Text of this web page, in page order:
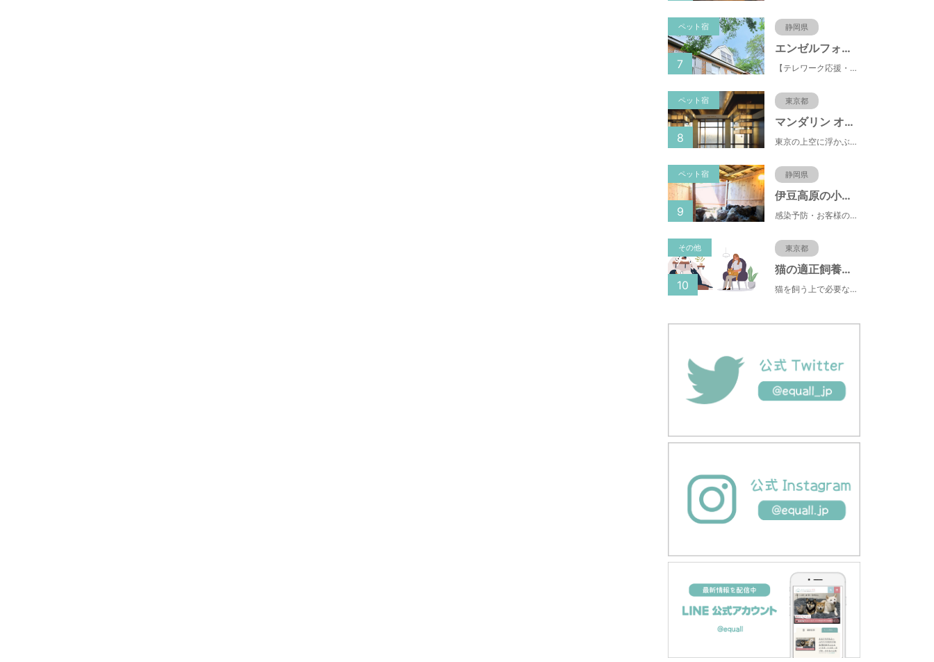
ペット宿 静岡県
エンゼルフォレスト伊豆スカイライン
【テレワーク応援・ペットと泊まれる】ゴルフ場隣接のまるごと貸切別荘（自炊OK）
7
ペット宿 東京都
マンダリン オリエンタル 東京
東京の上空に浮かぶマンダリン オリエンタル 東京は、眼下にすばらしい風景が広がるラグジュアリーな5つ星ホテルです。凜とした風格ある佇まいと和モダンのスタイルに、最新鋭のテクノロジー、定評あるスパ、驚きと感動に満ちた食体験、卓越したサービスを融合させ、真心を込めてお客さまをおもてなしいたします。
8
ペット宿 静岡県
伊豆高原の小さな隠れペット宿 ブランニューデイ（ｂｒａｎｄ-ｎｅｗ ｄａｙ）
感染予防・お客様の安心・安全を考え 、１日のご予約数を２〜３部屋に削減して受付けております
9
その他 東京都
猫の適正飼養クイズ
猫を飼う上で必要な責任やマナー、健康管理について学ぶことができます。
10